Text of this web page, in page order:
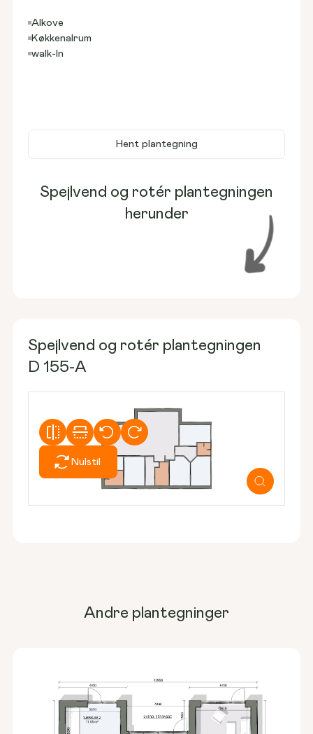
Alkove
Køkkenalrum
walk-In
Hent plantegning
Spejlvend og rotér plantegningen
herunder
Spejlvend og rotér plantegningen
D 155-A
Nulstil
Andre plantegninger